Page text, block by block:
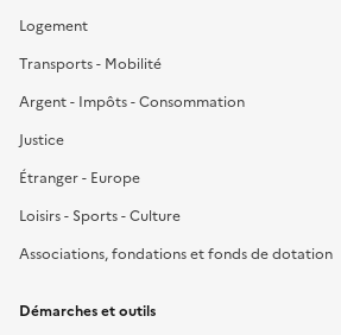
Logement
Transports - Mobilité
Argent - Impôts - Consommation
Justice
Étranger - Europe
Loisirs - Sports - Culture
Associations, fondations et fonds de dotation
Démarches et outils